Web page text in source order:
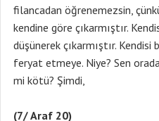
filancadan öğrenemezsin,
kendine göre çıkarmıştır.
düşünerek çıkarmıştır.
feryat etmeye. Niye? Sen
mi kötü? Şimdi,
(7/ Araf 20)